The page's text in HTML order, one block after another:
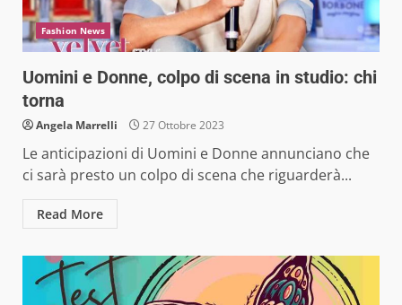
Fashion News
Uomini e Donne, colpo di scena in studio: chi
torna
Angela Marrelli 27 Ottobre 2023
Le anticipazioni di Uomini e Donne annunciano che
ci sarà presto un colpo di scena che riguarderà...
Read More